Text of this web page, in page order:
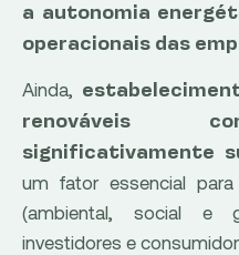
a autonomia
operacionais das
Ainda,
renováveis
significativamente
um fator essencial
(ambiental, social e
investidores e